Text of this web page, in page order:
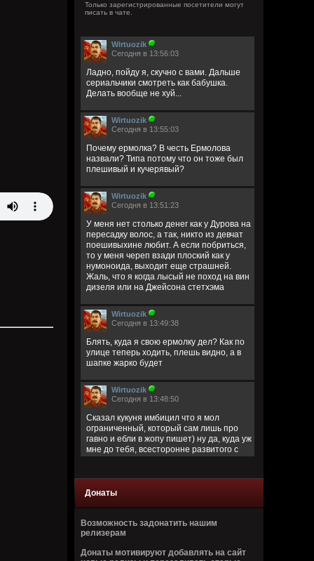
Только зарегистрированные посетители могут
писать в чате.
Wirtuozik
Сегодня в 13:56:03
Ладно, пойду я, скучно с вами. Дальше
сериальчики смотреть как бабушка.
Делать вообще не хуй...
Wirtuozik
Сегодня в 13:55:03
Почему ермолка? В честь Ермолова
назвали? Типа потому что он тоже был
плешивый и кучерявый?
Wirtuozik
Сегодня в 13:51:23
У меня нет столько денег как у Дурова на
пересадку волос, а так, никто из девчат
поешивыхине любит. А если побриться,
то у меня череп взади плоский как у
нумоноида, выходит еще страшней.
Жаль, что я когда лысый не поход на вин
дизеля или на Джейсона стетхэма
Wirtuozik
Сегодня в 13:49:38
Блять, куда я свою ермолку дел? Как по
улице теперь ходить, плешь видно, а в
шапке жарко будет
Wirtuozik
Сегодня в 13:48:50
Сказал кукуня имбицил что я мол
ограниченный, который сам лишь про
гавно и ебли в жопу пишет) ну да, куда уж
мне до тебя, всесторонне развитого с
Сегодня в 13:40:45
за запрещено цитировать что ли
ограниченый долбаеб просто, заебал
этим, давай там ещё про школьниц
Донаты
Возможность задонатить нашим
релизерам
Донаты мотивируют добавлять на сайт